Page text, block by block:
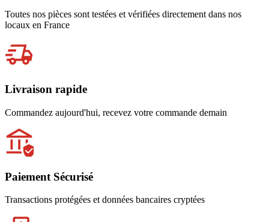
Toutes nos pièces sont testées et vérifiées directement dans nos
locaux en France
Livraison rapide
Commandez aujourd'hui, recevez votre commande demain
Paiement Sécurisé
Transactions protégées et données bancaires cryptées